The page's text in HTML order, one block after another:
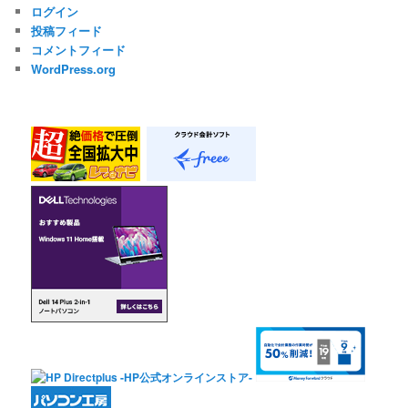
ログイン
投稿フィード
コメントフィード
WordPress.org